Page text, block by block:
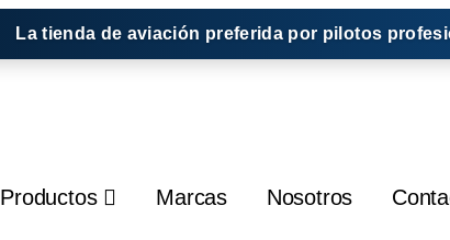
La tienda de aviación preferida por pilotos
Productos Marcas Nosotros